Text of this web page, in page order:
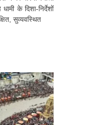
के दिशा-निर्देशों
सुव्यवस्थित